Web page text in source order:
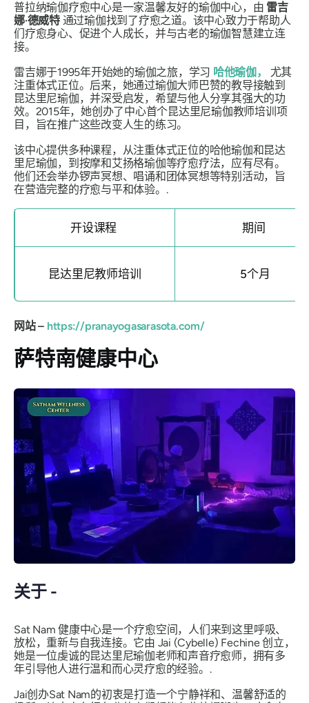
普拉纳瑜伽疗愈中心是一家温馨友好的瑜伽中心，由 雷吉
娜·德威特 通过瑜伽找到了疗愈之道。该中心致力于帮助人
们疗愈身心、促进个人成长，并与古老的瑜伽智慧建立连
接。
雷吉娜于1995年开始她的瑜伽之旅，学习 哈他瑜伽，
尤其
注重体式正位。后来，她通过瑜伽大师巴赞的教导接触到
昆达里尼瑜伽，并深受启发，希望与他人分享其强大的功
效。2015年，她创办了中心首个昆达里尼瑜伽教师培训项
目，旨在推广这些改变人生的练习。
该中心提供多种课程，从注重体式正位的哈他瑜伽和昆达
里尼瑜伽，到按摩和艾扬格瑜伽等疗愈疗法，应有尽有。
他们还会举办锣声冥想、唱诵和团体冥想等特别活动，旨
在营造完整的疗愈与平和体验。.
开设课程 期间
昆达里尼教师培训 5个月
网站 – https://pranayogasarasota.com/
萨特南健康中心
关于 -
Sat Nam 健康中心是一个疗愈空间，人们来到这里呼吸、
放松，重新与自我连接。它由 Jai (Cybelle) Fechine 创立，
她是一位虔诚的昆达里尼瑜伽老师和声音疗愈师，拥有多
年引导他人进行温和而心灵疗愈的经验。.
Jai创办Sat Nam的初衷是打造一个宁静祥和、温馨舒适的